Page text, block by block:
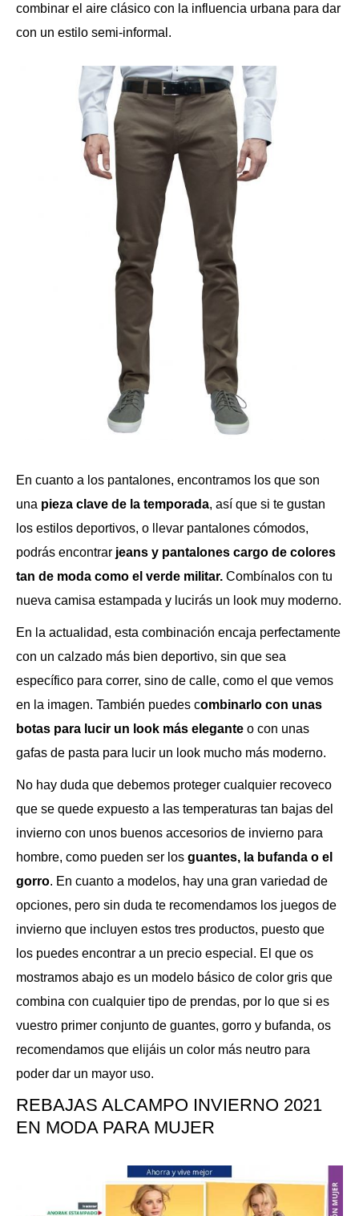
combinar el aire clásico con la influencia urbana para dar
con un estilo semi-informal.
En cuanto a los pantalones, encontramos los que son
una pieza clave de la temporada, así que si te gustan
los estilos deportivos, o llevar pantalones cómodos,
podrás encontrar jeans y pantalones cargo de colores
tan de moda como el verde militar. Combínalos con tu
nueva camisa estampada y lucirás un look muy moderno.
En la actualidad, esta combinación encaja perfectamente
con un calzado más bien deportivo, sin que sea
específico para correr, sino de calle, como el que vemos
en la imagen. También puedes combinarlo con unas
botas para lucir un look más elegante o con unas
gafas de pasta para lucir un look mucho más moderno.
No hay duda que debemos proteger cualquier recoveco
que se quede expuesto a las temperaturas tan bajas del
invierno con unos buenos accesorios de invierno para
hombre, como pueden ser los guantes, la bufanda o el
gorro. En cuanto a modelos, hay una gran variedad de
opciones, pero sin duda te recomendamos los juegos de
invierno que incluyen estos tres productos, puesto que
los puedes encontrar a un precio especial. El que os
mostramos abajo es un modelo básico de color gris que
combina con cualquier tipo de prendas, por lo que si es
vuestro primer conjunto de guantes, gorro y bufanda, os
recomendamos que elijáis un color más neutro para
poder dar un mayor uso.
REBAJAS ALCAMPO INVIERNO 2021
EN MODA PARA MUJER